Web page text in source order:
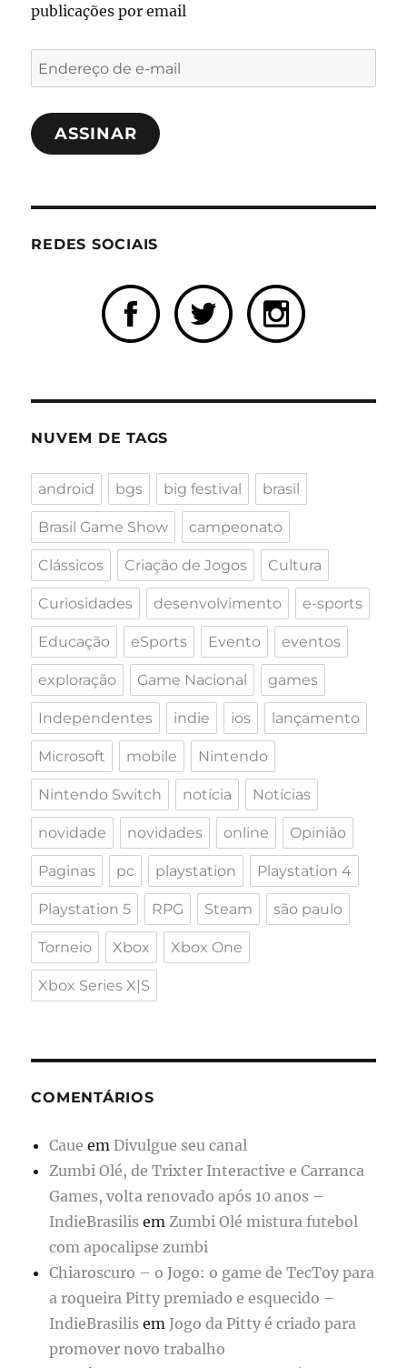
publicações por email
Endereço
de
e-
mailASSINAR
REDES SOCIAIS
NUVEM DE TAGS
android bgs big festival brasil
Brasil Game Show campeonato
Clássicos Criação de Jogos Cultura
Curiosidades desenvolvimento e-sports
Educação eSports Evento eventos
exploração Game Nacional games
Independentes indie ios lançamento
Microsoft mobile Nintendo
Nintendo Switch notícia Notícias
novidade novidades online Opinião
Paginas pc playstation Playstation 4
Playstation 5 RPG Steam são paulo
Torneio Xbox Xbox One
Xbox Series X|S
COMENTÁRIOS
Caue em Divulgue seu canal
Zumbi Olé, de Trixter Interactive e Carranca
Games, volta renovado após 10 anos –
IndieBrasilis em Zumbi Olé mistura futebol
com apocalipse zumbi
Chiaroscuro – o Jogo: o game de TecToy para
a roqueira Pitty premiado e esquecido –
IndieBrasilis em Jogo da Pitty é criado para
promover novo trabalho